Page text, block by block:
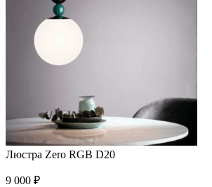
Люстра Zero RGB D20
9 000 ₽